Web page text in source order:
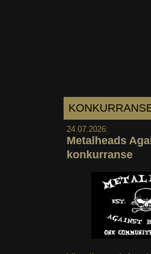
24.07.2026:
Metalheads
konkurranse